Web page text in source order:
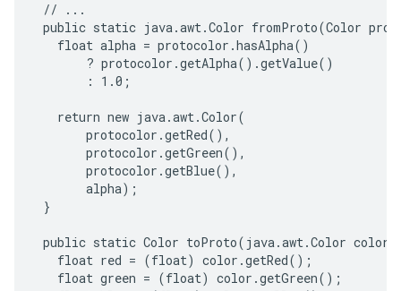
// ...
public static java.awt.Color fromProto(Color
   float alpha = protocolor.hasAlpha()
       ? protocolor.getAlpha().getValue()
       : 1.0;
   return new java.awt.Color(
       protocolor.getRed(),
       protocolor.getGreen(),
       protocolor.getBlue(),
       alpha);
}
public static Color toProto(java.awt.Color
   float red = (float) color.getRed();
   float green = (float) color.getGreen();